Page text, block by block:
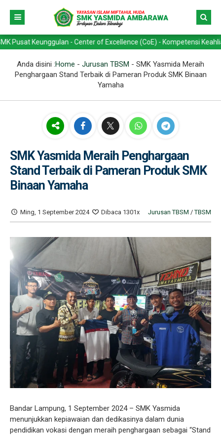
- Center of Excellence (CoE) - Kompetensi Keahlian ->
Anda disini :Home - Jurusan TBSM - SMK Yasmida Meraih
Penghargaan Stand Terbaik di Pameran Produk SMK Binaan
Yamaha
SMK Yasmida Meraih Penghargaan
Stand Terbaik di Pameran Produk SMK
Binaan Yamaha
Ming, 1 September 2024 Dibaca 1301x Jurusan TBSM /TBSM
Bandar Lampung, 1 September 2024 – SMK Yasmida
menunjukkan kepiawaian dan dedikasinya dalam dunia
pendidikan vokasi dengan meraih penghargaan sebagai “Stand